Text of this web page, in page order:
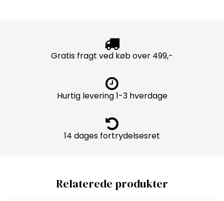
Gratis fragt ved køb over 499,-
Hurtig levering 1-3 hverdage
14 dages fortrydelsesret
Relaterede produkter